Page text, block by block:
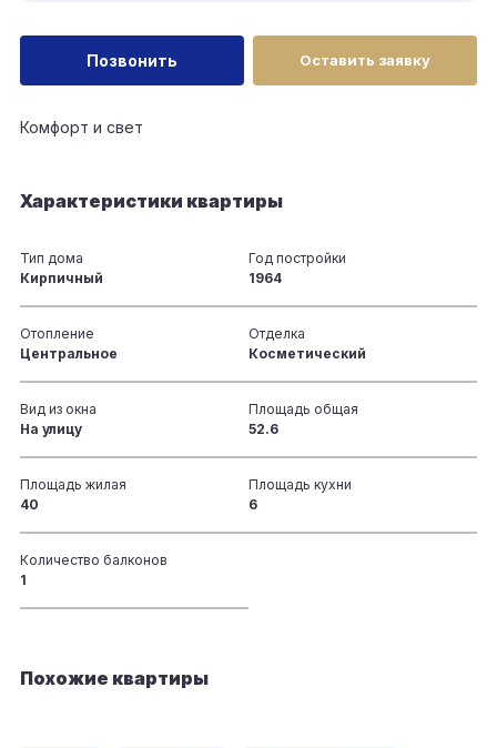
Позвонить Оставить заявку
Комфорт и свет
Характеристики квартиры
Тип дома
Кирпичный
Год постройки
1964
Отопление
Центральное
Отделка
Косметический
Вид из окна
На улицу
Площадь общая
52.6
Площадь жилая
40
Площадь кухни
6
Количество балконов
1
Похожие квартиры